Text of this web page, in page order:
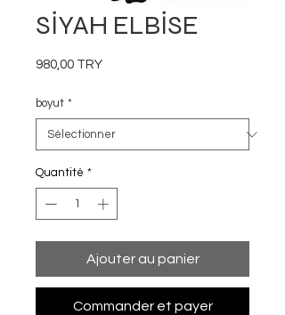
SİYAH ELBİSE
980,00 TRYPrix
boyut *
Quantité *
Ajouter au panier
Commander et payer